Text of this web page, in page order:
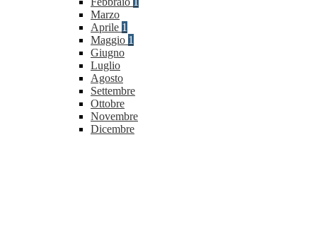
Marzo
Aprile 1
Maggio 1
Giugno
Luglio
Agosto
Settembre
Ottobre
Novembre
Dicembre